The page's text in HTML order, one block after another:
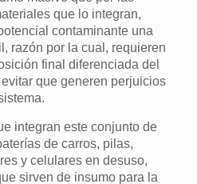
que lo integran,
contaminante una
razón por la cual, requieren
final diferenciada del
que generen perjuicios
integran este conjunto de
de carros, pilas,
y celulares en desuso,
sirven de insumo para la